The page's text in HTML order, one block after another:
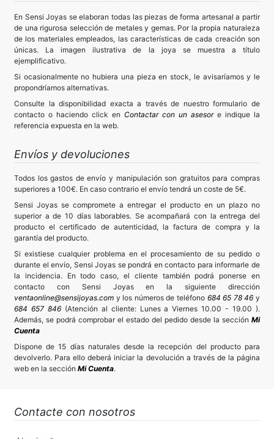
En Sensi Joyas se elaboran todas las piezas de forma artesanal a partir
de una rigurosa selección de metales y gemas. Por la propia naturaleza
de los materiales empleados, las características de cada creación son
únicas. La imagen ilustrativa de la joya se muestra a título
ejemplificativo.
Si ocasionalmente no hubiera una pieza en stock, le avisaríamos y le
propondríamos alternativas.
Consulte la disponibilidad exacta a través de nuestro formulario de
contacto o haciendo click en Contactar con un asesor e indique la
referencia expuesta en la web.
Envíos y devoluciones
Todos los gastos de envío y manipulación son gratuitos para compras
superiores a 100€. En caso contrario el envío tendrá un coste de 5€.
Sensi Joyas se compromete a entregar el producto en un plazo no
superior a de 10 días laborables. Se acompañará con la entrega del
producto el certificado de autenticidad, la factura de compra y la
garantía del producto.
Si existiese cualquier problema en el procesamiento de su pedido o
durante el envío, Sensi Joyas se pondrá en contacto para informarle de
la incidencia. En todo caso, el cliente también podrá ponerse en
contacto con Sensi Joyas en la siguiente dirección
ventaonline@sensijoyas.com y los números de teléfono 684 65 78 46 y
684 657 846(Atención al cliente: Lunes a Viernes 10.00 - 19.00 ).
Además, se podrá comprobar el estado del pedido desde la sección Mi
Cuenta
Dispone de 15 días naturales desde la recepción del producto para
devolverlo. Para ello deberá iniciar la devolución a través de la página
web en la sección Mi Cuenta.
Contacte con nosotros